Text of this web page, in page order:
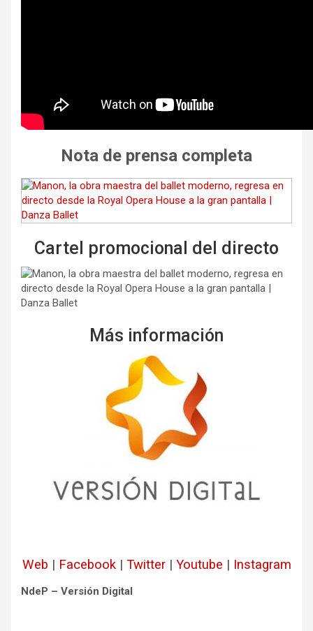
Nota de prensa completa
Cartel promocional del directo
Más información
Web | Facebook| Twitter| Youtube | Instagram
NdeP – Versión Digital